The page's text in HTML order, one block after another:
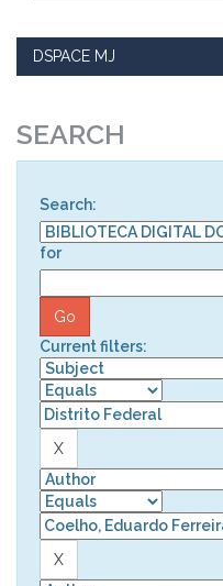
DSPACE MJ
SEARCH
Search:
for
Current filters: